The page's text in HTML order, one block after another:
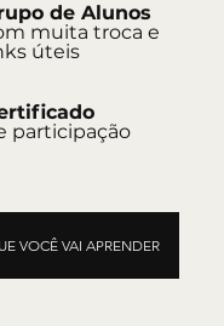
de Alunos
muita troca e
úteis
participação
VOCÊ VAI APRENDER